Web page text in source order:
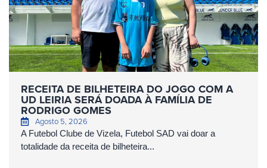
RECEITA DE BILHETEIRA DO JOGO COM A
UD LEIRIA SERÁ DOADA À FAMÍLIA DE
RODRIGO GOMES
Agosto 5, 2026
A Futebol Clube de Vizela, Futebol SAD vai doar a
totalidade da receita de bilheteira...